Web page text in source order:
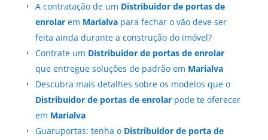
A contratação de um Distribuidor de portas de
enrolarem Marialvapara fechar o vão deve ser
feita ainda durante a construção do imóvel?
Contrate um Distribuidor de portas de enrolar
que entregue soluções de padrão em Marialva
Descubra mais detalhes sobre os modelos que o
Distribuidor de portas de enrolarpode te oferecer
em Marialva
Guaruportas: tenha o Distribuidor de porta de